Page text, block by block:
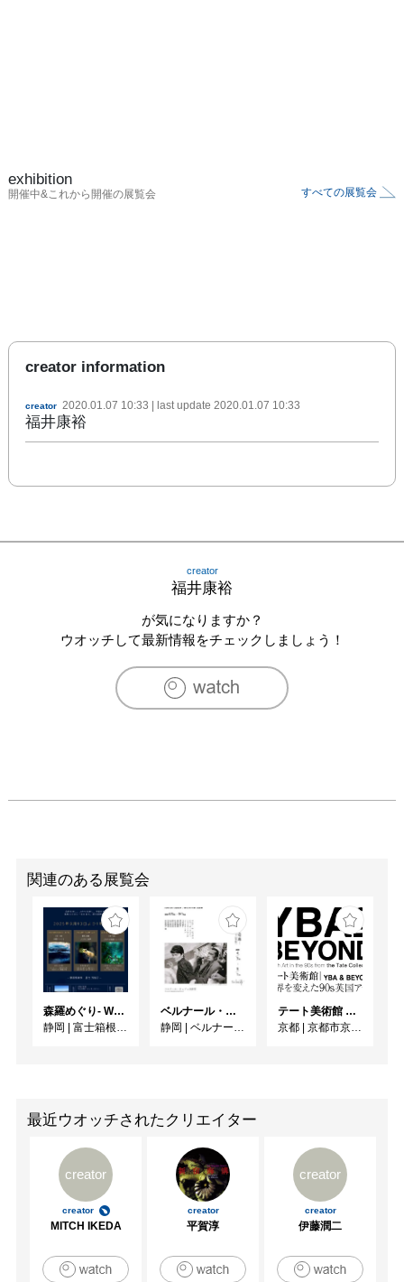
exhibition
開催中&これから開催の展覧会 すべての展覧会
creator information
creator 2020.01.07 10:33 | last update 2020.01.07 10:33
福井康裕
creator
福井康裕
が気になりますか？
ウオッチして最新情報をチェックしましょう！
関連のある展覧会
森羅めぐり- Wandering in Shinra -
静岡 | 富士箱根カントリークラブ
ベルナール・ビュフェと写真 ーカメラがとらえたビュフェとその時代、そして21 世紀へ
静岡 | ベルナール・ビュフェ美術館
テート美術館 ― YBA & BEYOND 世界を変えた90s英国アート
京都 | 京都市京セラ美術館
最近ウオッチされたクリエイター
creator
creator
MITCH IKEDA
creator
平賀淳
creator
creator
伊藤潤二